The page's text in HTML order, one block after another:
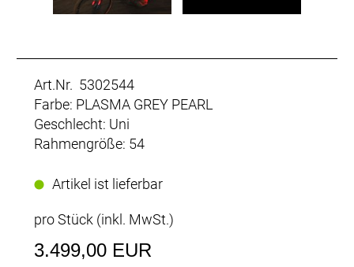
Art.Nr. 5302544
Farbe: PLASMA GREY PEARL
Geschlecht: Uni
Rahmengröße: 54
Artikel ist lieferbar
pro Stück (inkl. MwSt.)
3.499,00 EUR